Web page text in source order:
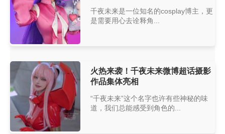
千夜未来是一位知名的cosplay博主，更
是需要用心去诠释角...
火热来袭！千夜未来微博超话摄影
作品集体亮相
“千夜未来”这个名字也许有些神秘的味
道，我们总能感受到角色的...